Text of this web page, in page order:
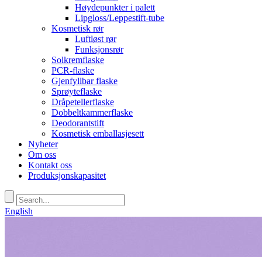
Høydepunkter i palett
Lipgloss/Leppestift-tube
Kosmetisk rør
Luftløst rør
Funksjonsrør
Solkremflaske
PCR-flaske
Gjenfyllbar flaske
Sprøyteflaske
Dråpetellerflaske
Dobbeltkammerflaske
Deodorantstift
Kosmetisk emballasjesett
Nyheter
Om oss
Kontakt oss
Produksjonskapasitet
English